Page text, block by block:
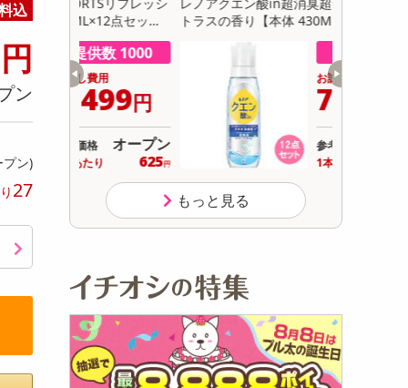
込
円
ン
プン)
27
セッ
1000
トラスの香り【本体 430ML×12点セット】
提供数 1000
お試し費用
7,499
参考価格 オープン
1本あたり 625円
もっと見る